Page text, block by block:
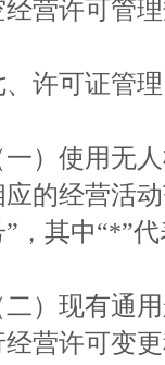
经营许可管
、许可证管理
一）使用无
应的经营活
”，其中“*”
二）现有通
经营许可变